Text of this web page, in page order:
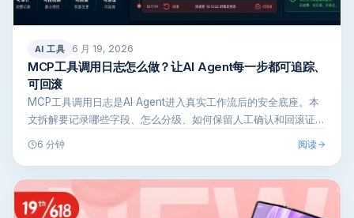
AI 工具 6 月 19, 2026
MCP工具调用日志怎么做？让AI Agent每一步都可追踪、
可回滚
MCP工具调用日志是AI Agent进入真实工作流后的安全底座。本
文拆解要记录哪些字段、怎么分级、如何保留人工确认和回滚证
6 分钟 阅读